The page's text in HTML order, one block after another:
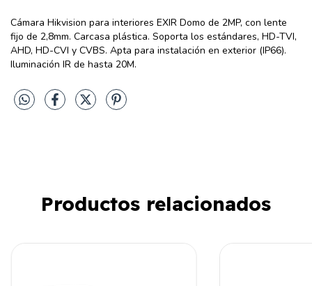
Cámara Hikvision para interiores EXIR Domo de 2MP, con lente
fijo de 2,8mm. Carcasa plástica. Soporta los estándares, HD-TVI,
AHD, HD-CVI y CVBS. Apta para instalación en exterior (IP66).
Iluminación IR de hasta 20M.
Productos relacionados